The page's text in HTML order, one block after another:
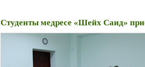
Студенты медресе «Шейх Саид»